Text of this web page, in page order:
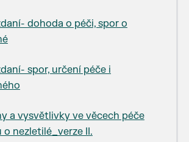
dohoda o péči, spor o
spor, určení péče i
a vysvětlivky ve věcech péče
o nezletilé_verze II.